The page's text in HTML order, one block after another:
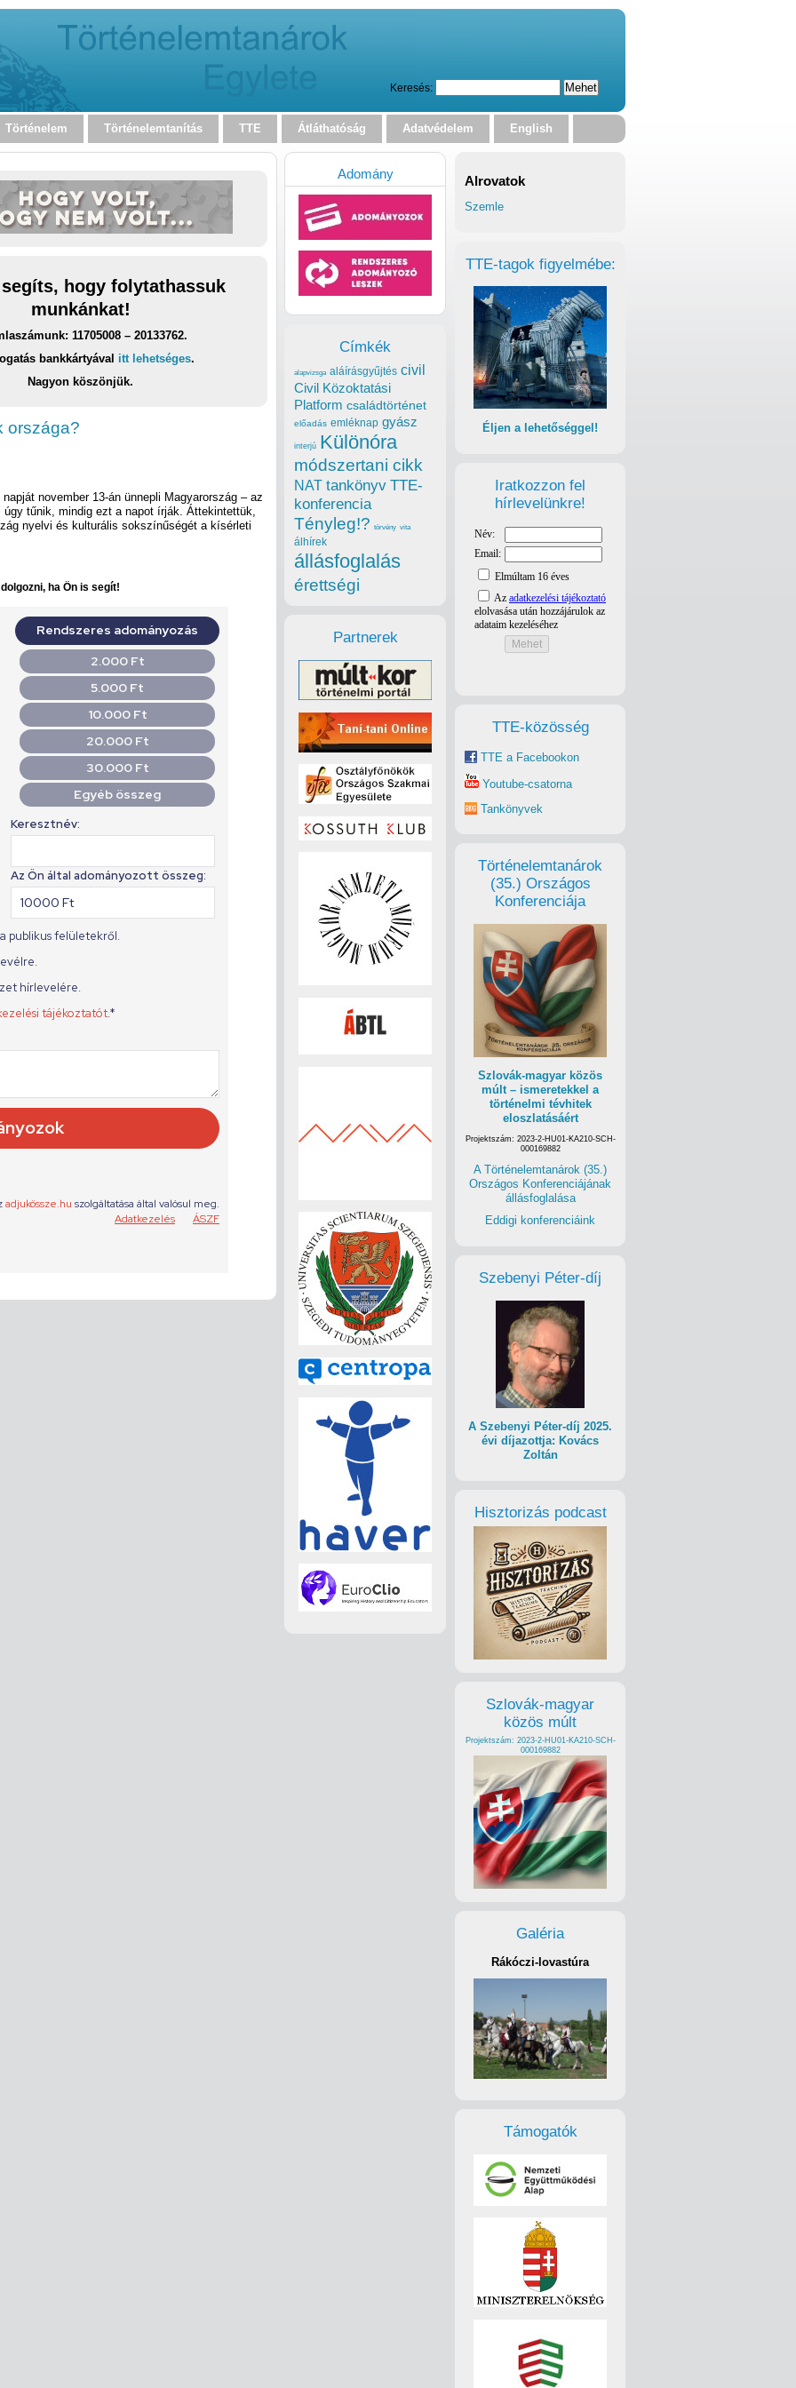
Keresés:
Történelem Történelemtanítás TTE Átláthatóság Adatvédelem English
hogy folytathassuk
munkánkat!
11705008 – 20133762.
bankkártyával itt lehetséges.
Nagyon köszönjük.
országa?
november 13-án ünnepli Magyarország – az
tűnik, mindig ezt a napot írják. Áttekintettük,
nyelvi és kulturális sokszínűségét a kísérleti
ha Ön is segít!
Alrovatok
Szemle
TTE-tagok figyelmébe:
Éljen a lehetőséggel!
Iratkozzon fel
hírlevelünkre!
TTE-közösség
TTE a Facebookon
Youtube-csatorna
Tankönyvek
Történelemtanárok
(35.) Országos
Konferenciája
Szlovák-magyar közös
múlt – ismeretekkel a
történelmi tévhitek
eloszlatásáért
Projektszám: 2023-2-HU01-KA210-SCH-
000169882
A Történelemtanárok (35.)
Országos Konferenciájának
állásfoglalása
Eddigi konferenciáink
Szebenyi Péter-díj
A Szebenyi Péter-díj 2025.
évi díjazottja: Kovács
Zoltán
Hisztorizás podcast
Szlovák-magyar
közös múlt
Projektszám: 2023-2-HU01-KA210-SCH-
000169882
Galéria
Rákóczi-lovastúra
Támogatók
Adomány
Címkék
alapvizsga aláírásgyűjtés civil
Civil Közoktatási
Platform családtörténet
előadás emléknap gyász
interjú Különóra
módszertani cikk
NAT tankönyv TTE-
konferencia
Tényleg!? törvény vita
álhírek
állásfoglalás
érettségi
Partnerek